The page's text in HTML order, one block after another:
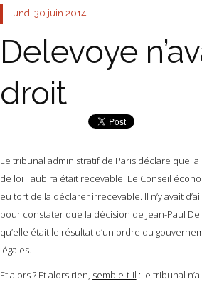
lundi 30 juin 2014
Delevoye
droit
Le tribunal administratif de Paris déclare que
de loi Taubira était recevable. Le Conseil
eu tort de la déclarer irrecevable. Il n’y avait
pour constater que la décision de Jean-Paul
qu’elle était le résultat d’un ordre du
légales.
Et alors ? Et alors rien, semble-t-il : le tribunal